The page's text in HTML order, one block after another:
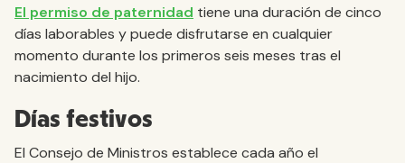
El permiso de paternidad tiene una duración de cinco
días laborables y puede disfrutarse en cualquier
momento durante los primeros seis meses tras el
nacimiento del hijo.
Días festivos
El Consejo de Ministros establece cada año el